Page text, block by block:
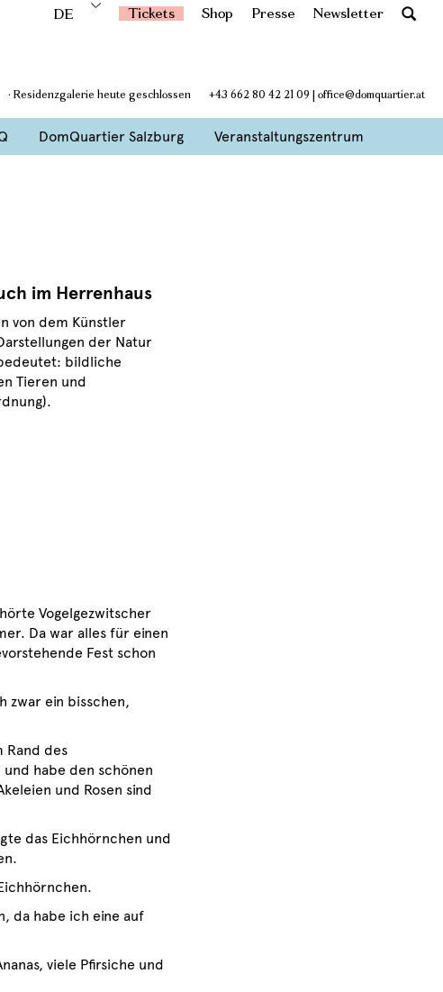
DE Tickets Shop Presse Newsletter
· Residenzgalerie heute geschlossen +43 662 80 42 21 09 | office@domquartier.at
DomQuartier Salzburg Veranstaltungszentrum
im Herrenhaus
von dem Künstler
der Natur
bildliche
Tieren und
Vogelgezwitscher
Da war alles für einen
Fest schon
zwar ein bisschen,
Rand des
habe den schönen
und Rosen sind
das Eichhörnchen und
da habe ich eine auf
viele Pfirsiche und